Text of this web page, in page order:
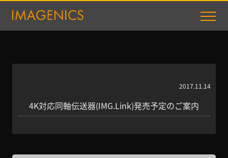
2017.11.14
4K対応同軸伝送器(IMG.Link)発売予定のご案内